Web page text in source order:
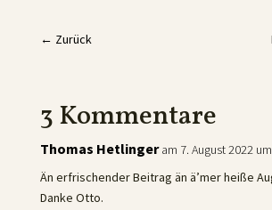
← Zurück
3 Kommentare
Thomas Hetlinger am 7. August 2022
Än erfrischender Beitrag än ä’mer heiße
Danke Otto.